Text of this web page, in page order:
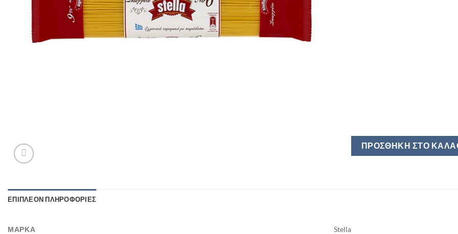
ΠΡΟΣΘΉΚΗ ΣΤΟ
ΕΠΙΠΛΈΟΝ ΠΛΗΡΟΦΟΡΊΕΣ
ΜΆΡΚΑ Stella